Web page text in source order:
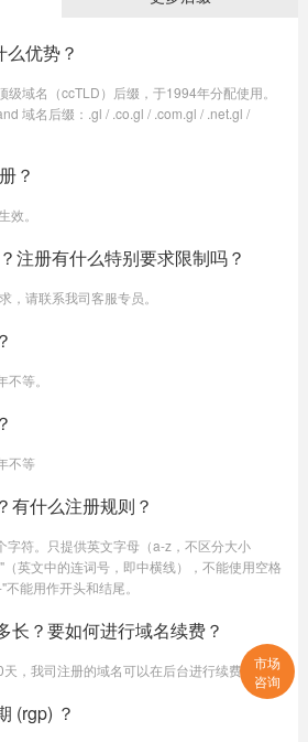
优势？
域名（ccTLD）后缀，于1994年分配使用。
域名后缀：.gl / .co.gl / .com.gl / .net.gl /
？
。
注册有什么特别要求限制吗？
，请联系我司客服专员。
等。
不等
有什么注册规则？
字符。只提供英文字母（a-z，不区分大小
英文中的连词号，即中横线），不能使用空格
能用作开头和结尾。
长？要如何进行域名续费？
，我司注册的域名可以在后台进行续费生效。
(rgp) ？
市场
咨询